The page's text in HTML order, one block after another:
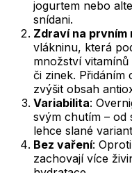
jogurtem nebo
snídani.
Zdraví na prvním
vlákninu, která
množství
či zinek. Přidáním
zvýšit obsah
Variabilita:
svým chutím – od
lehce slané
Bez vaření:
zachovají více